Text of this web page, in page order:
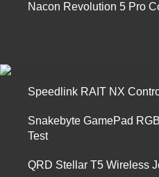
Nacon Revolution 5 Pro
Speedlink RAIT NX
Snakebyte GamePad
Test
QRD Stellar T5 Wireless